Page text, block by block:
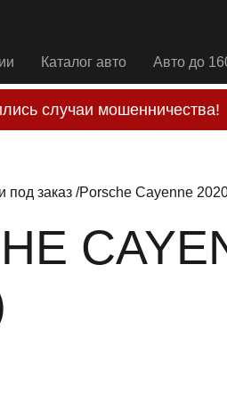
Каталог авто Авто до
случаи мошенничества!
под заказ Porsche Cayenne